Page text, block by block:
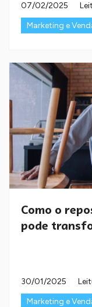
07/02/2025
Marketing e
Como o
pode
30/01/2025
Marketing e